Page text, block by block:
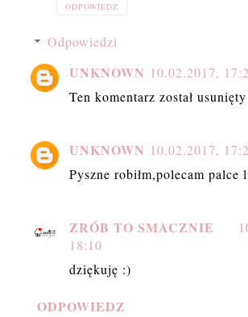
ODPOWIEDZ
Odpowiedzi
UNKNOWN 10.02.2017,
Ten komentarz został
UNKNOWN 10.02.2017,
Pyszne robiłm,polecam palce
ZRÓB TO SMACZNIE
18:10
dziękuję :)
ODPOWIEDZ